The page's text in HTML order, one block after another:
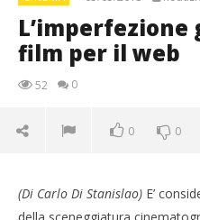
film per il web
52 0
0 0
(Di Carlo Di Stanislao) E’